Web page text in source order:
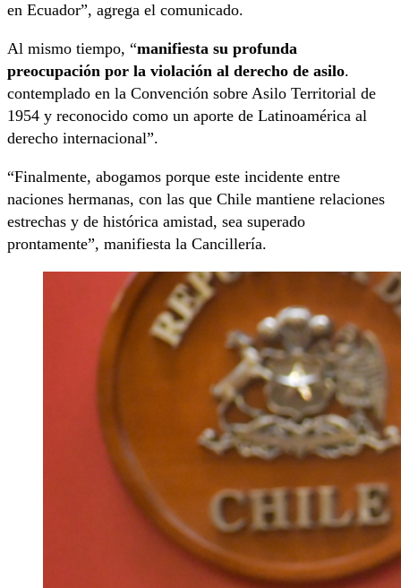
en Ecuador”, agrega el comunicado.
Al mismo tiempo, “manifiesta su profunda
preocupación por la violación al derecho de asilo.
contemplado en la Convención sobre Asilo Territorial de
1954 y reconocido como un aporte de Latinoamérica al
derecho internacional”.
“Finalmente, abogamos porque este incidente entre
naciones hermanas, con las que Chile mantiene relaciones
estrechas y de histórica amistad, sea superado
prontamente”, manifiesta la Cancillería.